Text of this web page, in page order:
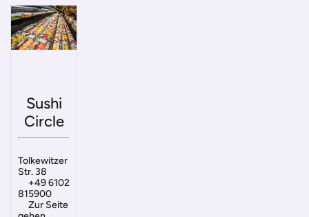
Sushi
Circle
Tolkewitzer
Str. 38
+49 6102
815900
Zur Seite